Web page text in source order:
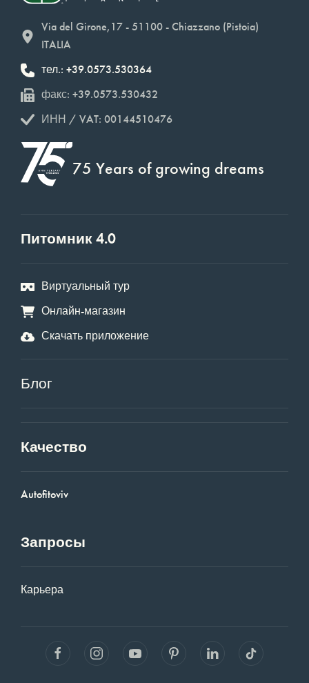
Via del Girone,17 - 51100 - Chiazzano (Pistoia)
ITALIA
тел.: +39.0573.530364
факс: +39.0573.530432
ИНН / VAT: 00144510476
75 Years of growing dreams
Питомник 4.0
Виртуальный тур
Онлайн-магазин
Скачать приложение
Блог
Качество
Autofitoviv
Запросы
Карьера